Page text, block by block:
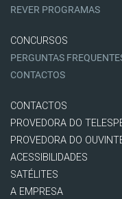
REVER PROGRAMAS
CONCURSOS
PERGUNTAS
CONTACTOS
CONTACTOS
PROVEDORA DO
PROVEDORA DO
ACESSIBILIDADES
SATÉLITES
A EMPRESA